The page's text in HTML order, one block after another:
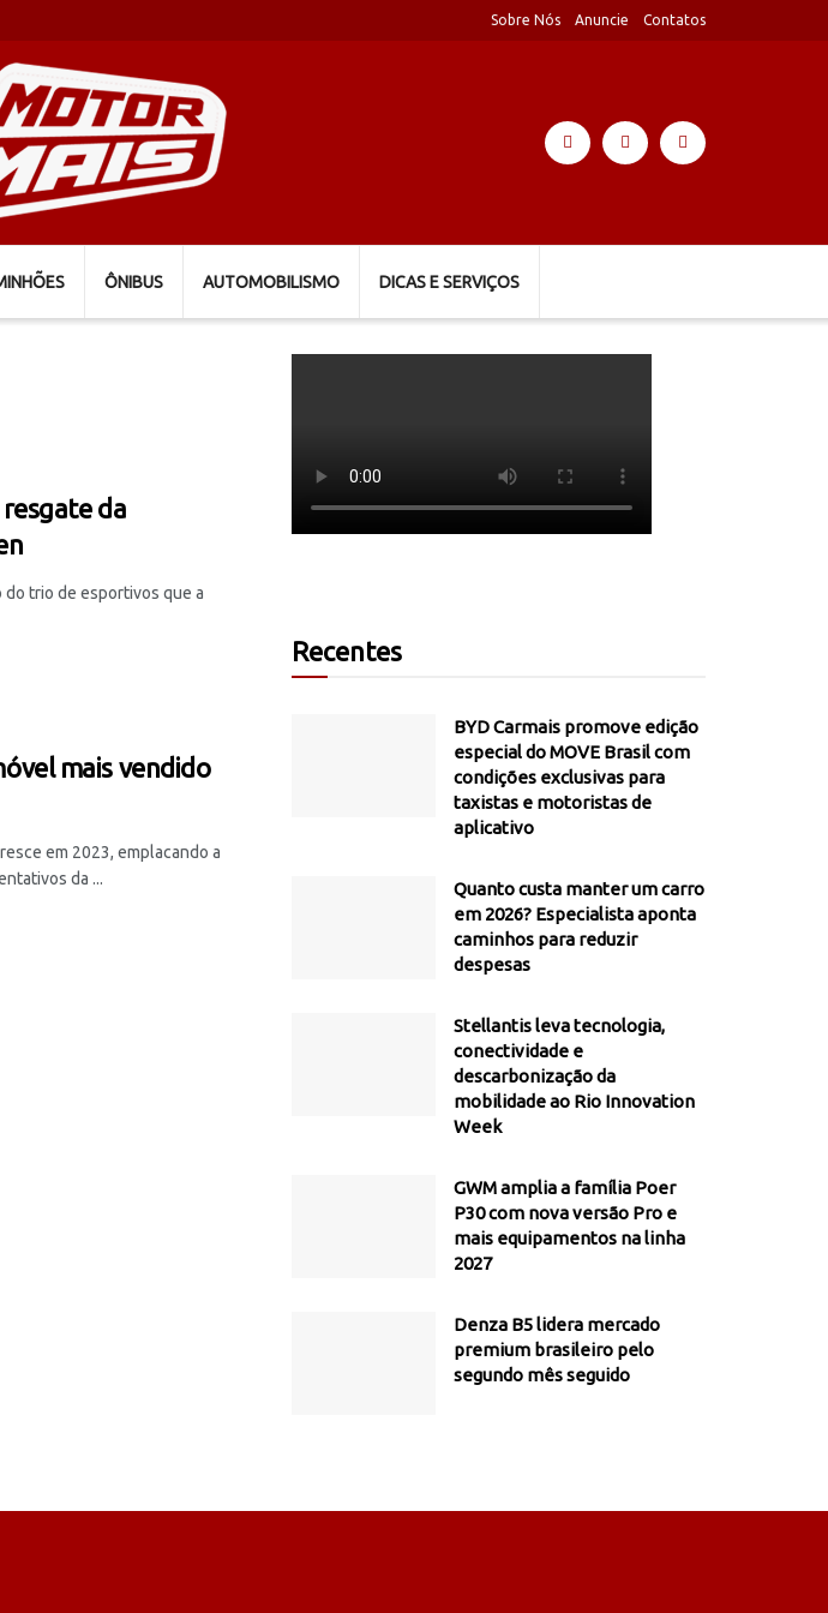
Sobre Nós Anuncie Contatos
ÔNIBUS AUTOMOBILISMO DICAS E SERVIÇOS
da
do trio de esportivos que a
mais vendido
em 2023, emplacando a
da ...
Recentes
BYD Carmais promove edição
especial do MOVE Brasil com
condições exclusivas para
taxistas e motoristas de
aplicativo
Quanto custa manter um carro
em 2026? Especialista aponta
caminhos para reduzir
despesas
Stellantis leva tecnologia,
conectividade e
descarbonização da
mobilidade ao Rio Innovation
Week
GWM amplia a família Poer
P30 com nova versão Pro e
mais equipamentos na linha
2027
Denza B5 lidera mercado
premium brasileiro pelo
segundo mês seguido